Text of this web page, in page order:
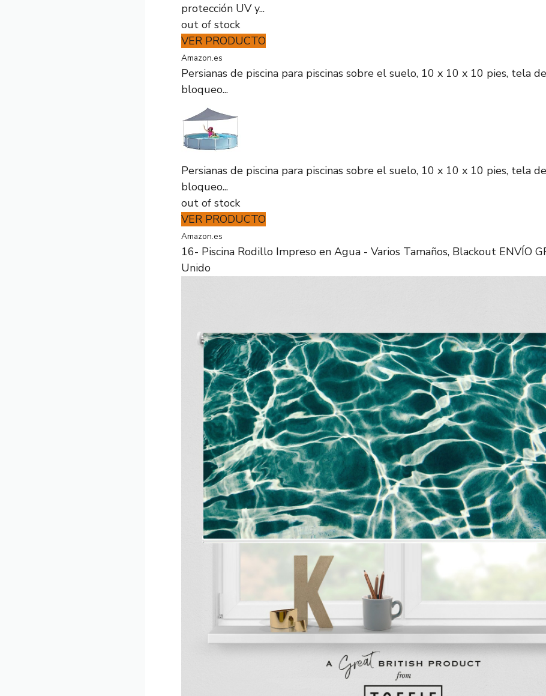
protección UV y...
out of stock
VER PRODUCTO
Amazon.es
Persianas de piscina para piscinas sobre el suelo, 10 x 10 x 10 pies, tela
bloqueo...
Persianas de piscina para piscinas sobre el suelo, 10 x 10 x 10 pies, tela
bloqueo...
out of stock
VER PRODUCTO
Amazon.es
16- Piscina Rodillo Impreso en Agua - Varios Tamaños, Blackout ENVÍO
Unido